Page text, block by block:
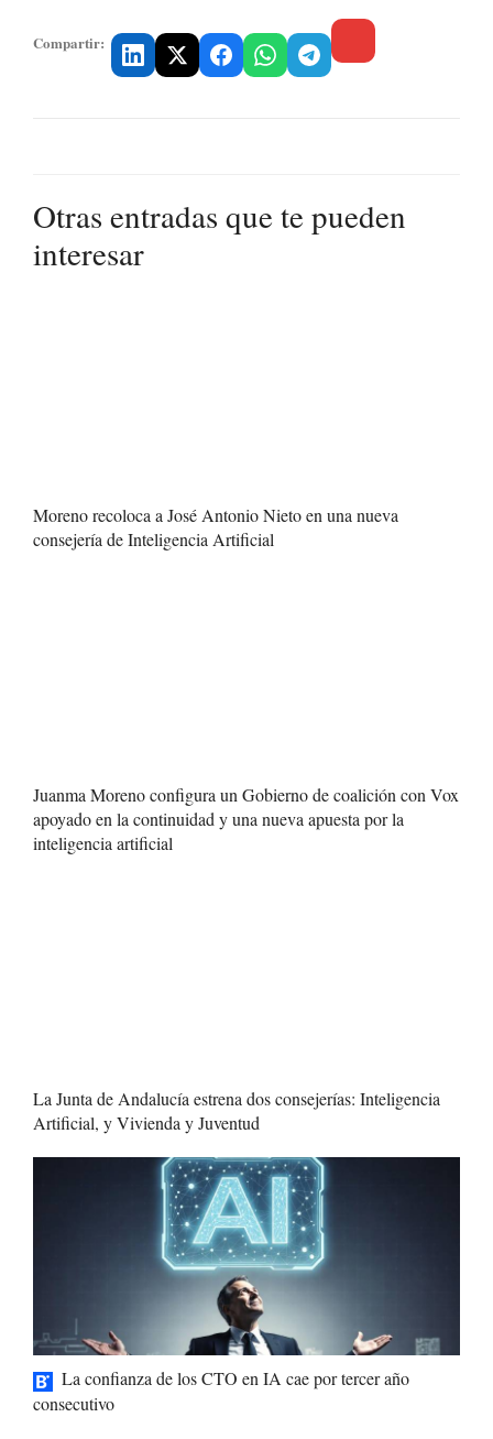
Compartir:
Otras entradas que te pueden
interesar
Moreno recoloca a José Antonio Nieto en una nueva
consejería de Inteligencia Artificial
Juanma Moreno configura un Gobierno de coalición con Vox
apoyado en la continuidad y una nueva apuesta por la
inteligencia artificial
La Junta de Andalucía estrena dos consejerías: Inteligencia
Artificial, y Vivienda y Juventud
La confianza de los CTO en IA cae por tercer año
consecutivo